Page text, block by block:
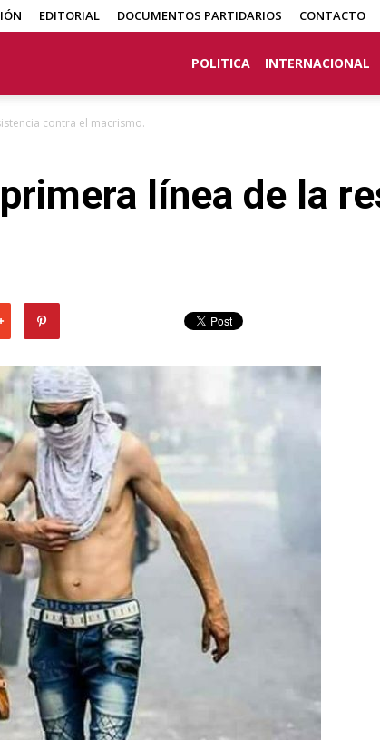
EDITORIAL DOCUMENTOS PARTIDARIOS CONTACTO
POLITICA INTERNACIONAL
contra el macrismo.
línea de la